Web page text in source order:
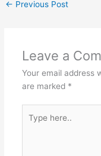
← Previous Post
Leave a
Your email address
are marked *
here..